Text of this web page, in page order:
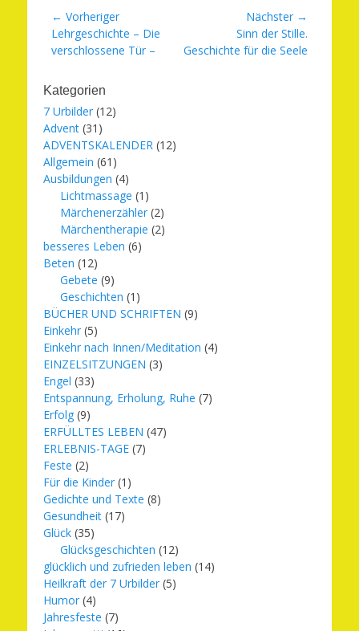
Beitragsnavigation
← Vorheriger
Vorheriger
Beitrag:
Lehrgeschichte – Die
verschlossene Tür –
Nächster →
Beitrag:
Sinn der Stille.
Geschichte für die Seele
Kategorien
7 Urbilder (12)
Advent (31)
ADVENTSKALENDER (12)
Allgemein (61)
Ausbildungen (4)
Lichtmassage (1)
Märchenerzähler (2)
Märchentherapie (2)
besseres Leben (6)
Beten (12)
Gebete (9)
Geschichten (1)
BÜCHER UND SCHRIFTEN (9)
Einkehr (5)
Einkehr nach Innen/Meditation (4)
EINZELSITZUNGEN (3)
Engel (33)
Entspannung, Erholung, Ruhe (7)
Erfolg (9)
ERFÜLLTES LEBEN (47)
ERLEBNIS-TAGE (7)
Feste (2)
Für die Kinder (1)
Gedichte und Texte (8)
Gesundheit (17)
Glück (35)
Glücksgeschichten (12)
glücklich und zufrieden leben (14)
Heilkraft der 7 Urbilder (5)
Humor (4)
Jahresfeste (7)